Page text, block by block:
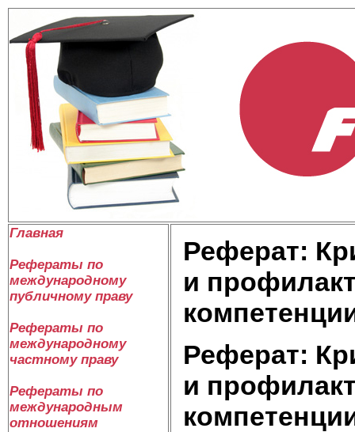
Главная
Рефераты по
международному
публичному праву
Рефераты по
международному
частному праву
Рефераты по
международным
отношениям
Реферат:
и
Реферат:
и